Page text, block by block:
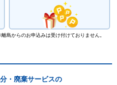
島からのお申込みは受け付けておりません。
・廃棄サービスの